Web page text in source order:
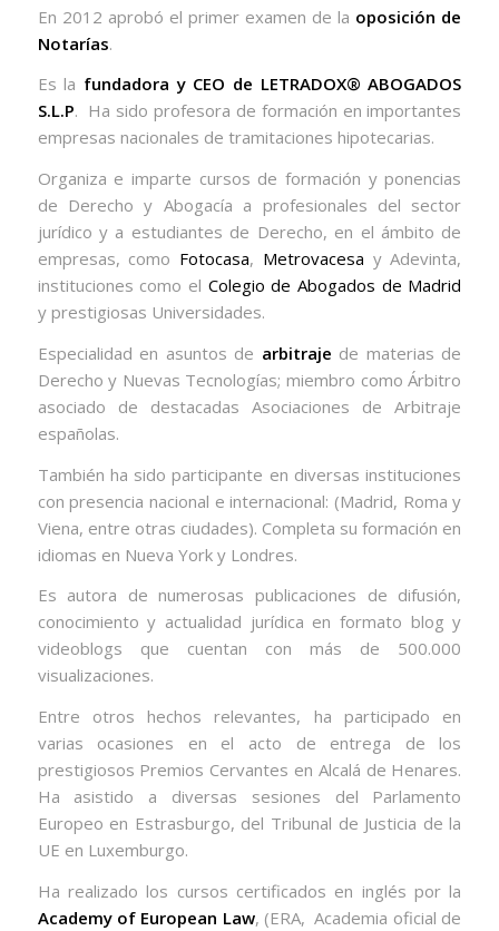
En 2012 aprobó el primer examen de la oposición de
Notarías.
Es la fundadora y CEO de LETRADOX® ABOGADOS
S.L.P. Ha sido profesora de formación en importantes
empresas nacionales de tramitaciones hipotecarias.
Organiza e imparte cursos de formación y ponencias
de Derecho y Abogacía a profesionales del sector
jurídico y a estudiantes de Derecho, en el ámbito de
empresas, como Fotocasa, Metrovacesa y Adevinta,
instituciones como el Colegio de Abogados de Madrid
y prestigiosas Universidades.
Especialidad en asuntos de arbitraje de materias de
Derecho y Nuevas Tecnologías; miembro como Árbitro
asociado de destacadas Asociaciones de Arbitraje
españolas.
También ha sido participante en diversas instituciones
con presencia nacional e internacional: (Madrid, Roma y
Viena, entre otras ciudades). Completa su formación en
idiomas en Nueva York y Londres.
Es autora de numerosas publicaciones de difusión,
conocimiento y actualidad jurídica en formato blog y
videoblogs que cuentan con más de 500.000
visualizaciones.
Entre otros hechos relevantes, ha participado en
varias ocasiones en el acto de entrega de los
prestigiosos Premios Cervantes en Alcalá de Henares.
Ha asistido a diversas sesiones del Parlamento
Europeo en Estrasburgo, del Tribunal de Justicia de la
UE en Luxemburgo.
Ha realizado los cursos certificados en inglés por la
Academy of European Law, (ERA, Academia oficial de